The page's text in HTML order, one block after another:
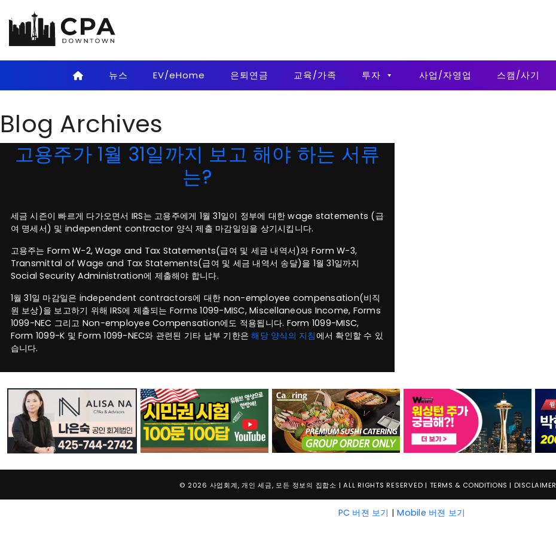
뉴스 EV/eHome 은퇴연금 교육/가족 투자 사업/자영업 스캠/사기
Blog Archives
고용주가 1월 31일까지 보고 해야 하는 서류
는?
세금 시즌이 빠르게 다가오면서 IRS는 고용주에게 1월 31일이 정부에 대한 wage statements (급
여 명세서) 및 independent contractor 양식 제출 마감일임을 상기시킵니다.
고용주는 Form W-2, Wage and Tax Statements(급여 및 세금 내역서)와 Form W-3,
Transmittal of Wage and Tax Statements(급여 및 세금 내역서 송달)을 1월 31일까지
Social Security Administration에 제출해야 합니다.
1월 31일 마감일은 independent contractors에 대한 non-employee compensation(비직
원 보상)을 보고하기 위해 IRS에 제출되는 Forms 1099-MISC, Miscellaneous Income, Forms
1099-NEC 그리고 Non-employee Compensation에도 적용됩니다. Form 1099-MISC,
Form 1099-K 및 Form 1099-NEC와 관련된 기타 납부 기한은해당 양식의 지침에서 확인할 수 있
습니다.
© 2026 사업회계, 개인 세금, 모든 정보의 집합소 | ALL RIGHTS RESERVED | TERMS & CONDITIONS | DISCLAIMER
PC 버젼 보기 |Mobile 버젼 보기